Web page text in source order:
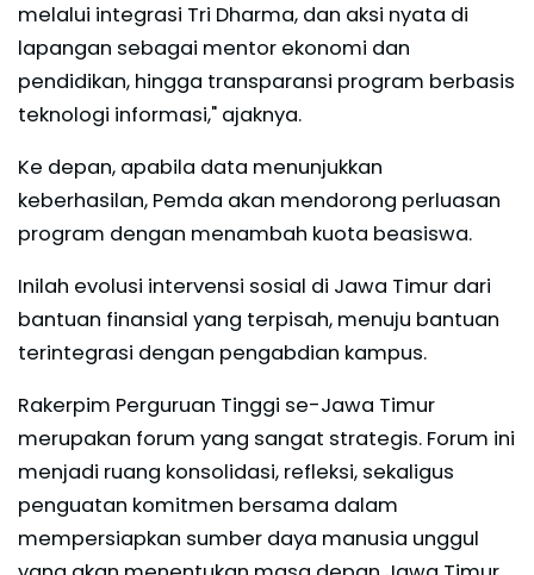
melalui integrasi Tri Dharma, dan aksi nyata di
lapangan sebagai mentor ekonomi dan
pendidikan, hingga transparansi program berbasis
teknologi informasi," ajaknya.
Ke depan, apabila data menunjukkan
keberhasilan, Pemda akan mendorong perluasan
program dengan menambah kuota beasiswa.
Inilah evolusi intervensi sosial di Jawa Timur dari
bantuan finansial yang terpisah, menuju bantuan
terintegrasi dengan pengabdian kampus.
Rakerpim Perguruan Tinggi se-Jawa Timur
merupakan forum yang sangat strategis. Forum ini
menjadi ruang konsolidasi, refleksi, sekaligus
penguatan komitmen bersama dalam
mempersiapkan sumber daya manusia unggul